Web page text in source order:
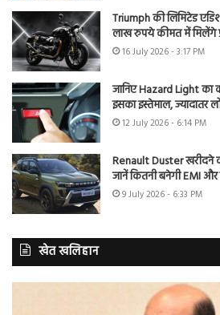
Triumph की लिमिटेड
लाख रुपये कीमत में मिलेंगे
16 July 2026 - 3:17 PM
जानिए Hazard Light
इसका इस्तेमाल, ज्यादातर
12 July 2026 - 6:14 PM
Renault Duster खरीदने
जानें कितनी बनेगी EMI और
9 July 2026 - 6:33 PM
खेत खलिहान